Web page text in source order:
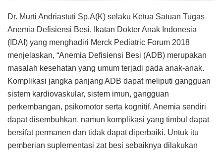
Dr. Murti Andriastuti Sp.A(K) selaku Ketua Satuan Tugas
Anemia Defisiensi Besi, Ikatan Dokter Anak Indonesia
(IDAI) yang menghadiri Merck Pediatric Forum 2018
menjelaskan, “Anemia Defisiensi Besi (ADB) merupakan
masalah kesehatan yang umum terjadi pada anak-anak.
Komplikasi jangka panjang ADB dapat meliputi gangguan
sistem kardiovaskular, sistem imun, gangguan
perkembangan, psikomotor serta kognitif. Anemia sendiri
dapat disembuhkan, namun komplikasi yang timbul dapat
bersifat permanen dan tidak dapat diperbaiki. Untuk itu
pemberian suplementasi zat besi sebaiknya dilakukan